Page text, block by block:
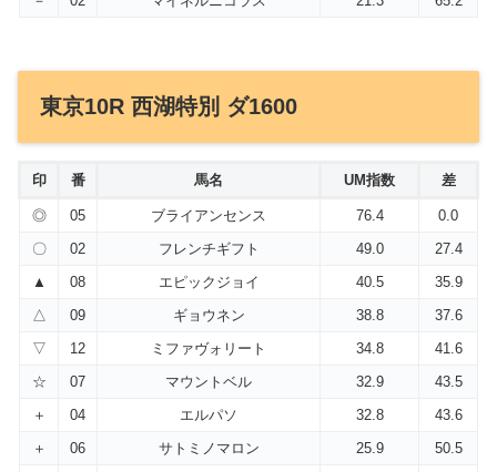
東京10R 西湖特別 ダ1600
印 番 馬名 UM指数 差
◎ 05 ブライアンセンス 76.4
0.0
〇
02 フレンチギフト 49.0
27.4
▲
08 エピックジョイ 40.5
35.9
△
09 ギョウネン 38.8
37.6
▽
12 ミファヴォリート 34.8
41.6
☆
07 マウントベル 32.9
43.5
＋
04 エルパソ 32.8
43.6
＋
06 サトミノマロン 25.9
50.5